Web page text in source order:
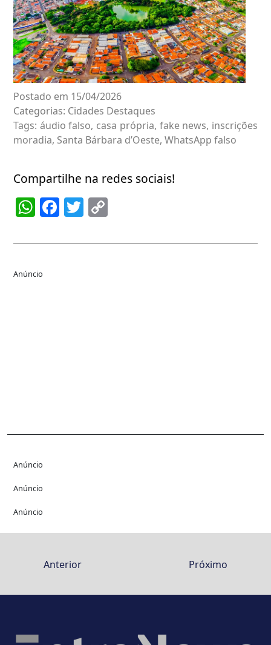
Postado em 15/04/2026
Categorias: Cidades Destaques
Tags: áudio falso, casa própria, fake news, inscrições
moradia, Santa Bárbara d’Oeste, WhatsApp falso
Compartilhe na redes sociais!
WhatsApp
Facebook
Twitter
Anúncio
Anúncio
Anúncio
Anúncio
Anterior Próximo